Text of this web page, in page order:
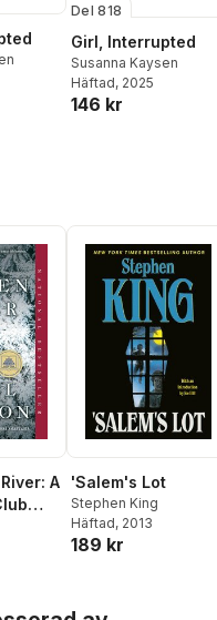
Totalt antal röster:
Del 818
Girl, Interrupted
Susanna Kaysen
Häftad, 2025
146 kr
A
'Salem's Lot
Stephen King
Häftad, 2013
189 kr